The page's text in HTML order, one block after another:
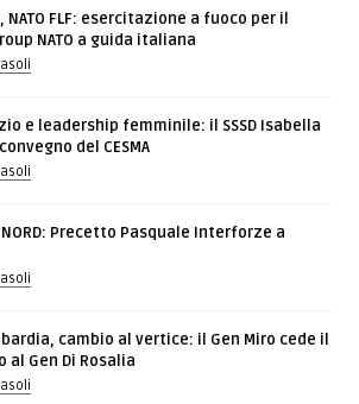
NATO FLF: esercitazione a fuoco per il
NATO a guida italiana
e leadership femminile: il SSSD Isabella
del CESMA
NORD: Precetto Pasquale Interforze a
cambio al vertice: il Gen Miro cede il
al Gen Di Rosalia